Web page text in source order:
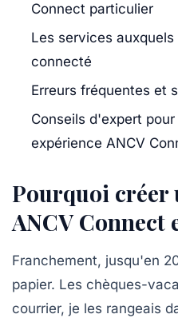
Connect particulier
Les services
connecté
Erreurs fréquentes et
Conseils d'expert
expérience ANCV
Pourquoi créer
ANCV Connect
Franchement, jusqu'en
papier. Les chèques-
courrier, je les rangeais